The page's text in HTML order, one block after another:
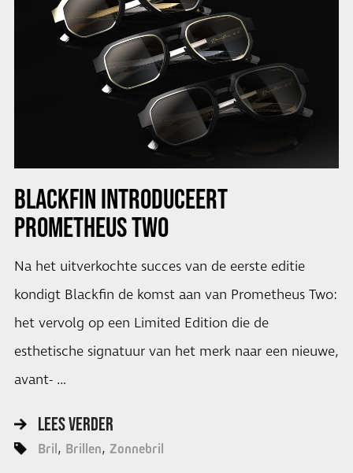
BLACKFIN INTRODUCEERT
PROMETHEUS TWO
Na het uitverkochte succes van de eerste editie
kondigt Blackfin de komst aan van Prometheus Two:
het vervolg op een Limited Edition die de
esthetische signatuur van het merk naar een nieuwe,
avant- …
LEES VERDER
Bril Brillen Zonnebril